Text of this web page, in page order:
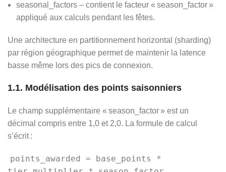
seasonal_factors – contient le facteur « season_factor »
appliqué aux calculs pendant les fêtes.
Une architecture en partitionnement horizontal (sharding)
par région géographique permet de maintenir la latence
basse même lors des pics de connexion.
1.1. Modélisation des points saisonniers
Le champ supplémentaire « season_factor » est un
décimal compris entre 1,0 et 2,0. La formule de calcul
s’écrit :
points_awarded = base_points *